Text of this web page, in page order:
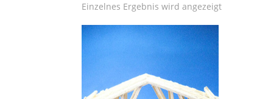
Einzelnes Ergebnis wird angezeigt